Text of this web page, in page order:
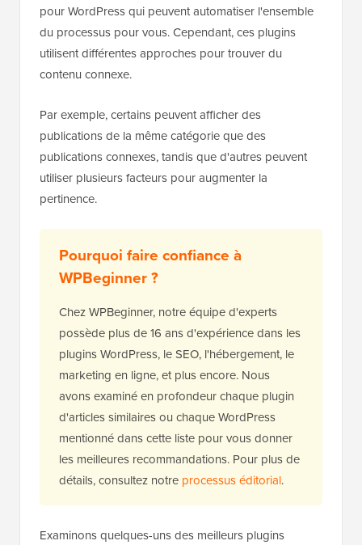
pour WordPress qui peuvent automatiser l'ensemble
du processus pour vous. Cependant, ces plugins
utilisent différentes approches pour trouver du
contenu connexe.
Par exemple, certains peuvent afficher des
publications de la même catégorie que des
publications connexes, tandis que d'autres peuvent
utiliser plusieurs facteurs pour augmenter la
pertinence.
Pourquoi faire confiance à
WPBeginner ?
Chez WPBeginner, notre équipe d'experts
possède plus de 16 ans d'expérience dans les
plugins WordPress, le SEO, l'hébergement, le
marketing en ligne, et plus encore. Nous
avons examiné en profondeur chaque plugin
d'articles similaires ou chaque WordPress
mentionné dans cette liste pour vous donner
les meilleures recommandations. Pour plus de
détails, consultez notre processus éditorial.
Examinons quelques-uns des meilleurs plugins